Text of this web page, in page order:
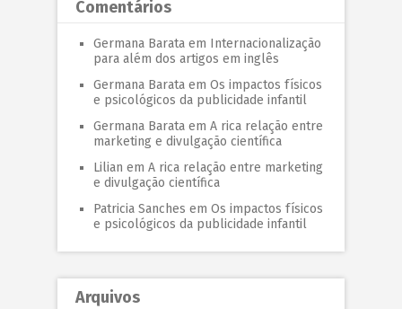
Comentários
Germana Barata em Internacionalização
para além dos artigos em inglês
Germana Barata em Os impactos físicos
e psicológicos da publicidade infantil
Germana Barata em A rica relação entre
marketing e divulgação científica
Lilian em A rica relação entre marketing
e divulgação científica
Patricia Sanches em Os impactos físicos
e psicológicos da publicidade infantil
Arquivos